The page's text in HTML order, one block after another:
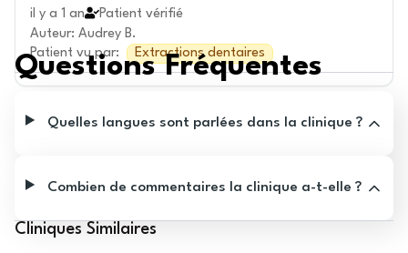
il y a 1 an
Patient vérifié
Auteur: Audrey B.
Patient vu par: Extractions dentaires
Questions Fréquentes
Quelles langues sont parlées dans la clinique ?
Combien de commentaires la clinique a-t-elle ?
Cliniques Similaires